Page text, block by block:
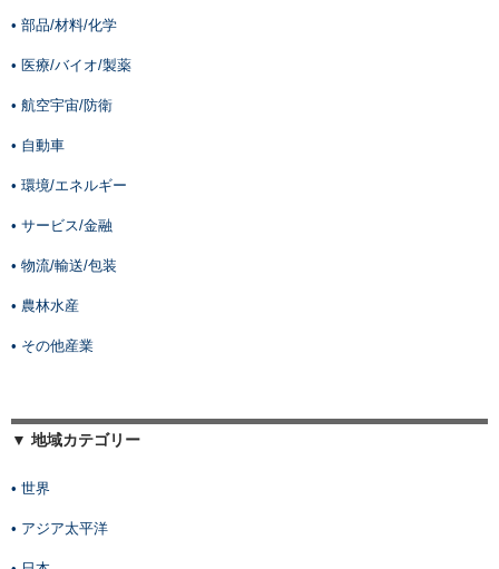
• 部品/材料/化学
• 医療/バイオ/製薬
• 航空宇宙/防衛
• 自動車
• 環境/エネルギー
• サービス/金融
• 物流/輸送/包装
• 農林水産
• その他産業
▼ 地域カテゴリー
• 世界
• アジア太平洋